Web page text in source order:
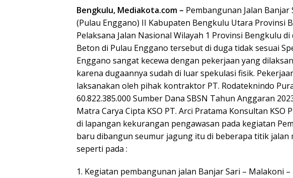
Bengkulu, Mediakota.com – Pembangunan Jalan
(Pulau Enggano) II Kabupaten Bengkulu Utara Provinsi
Pelaksana Jalan Nasional Wilayah 1 Provinsi Bengkulu
Beton di Pulau Enggano tersebut di duga tidak sesuai
Enggano sangat kecewa dengan pekerjaan yang
karena dugaannya sudah di luar spekulasi fisik.
laksanakan oleh pihak kontraktor PT. Rodateknindo
60.822.385.000 Sumber Dana SBSN Tahun Anggaran
Matra Carya Cipta KSO PT. Arci Pratama Konsultan KSO
di lapangan kekurangan pengawasan pada kegiatan
baru dibangun seumur jagung itu di beberapa titik
seperti pada :
1. Kegiatan pembangunan jalan Banjar Sari – Malakoni